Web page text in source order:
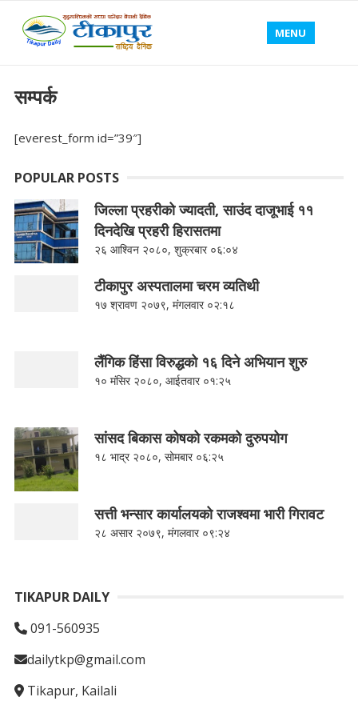
MENU
सम्पर्क
[everest_form id=”39″]
POPULAR POSTS
जिल्ला प्रहरीको ज्यादती, साउंद दाजूभाई ११
दिनदेखि प्रहरी हिरासतमा
२६ आश्विन २०८०, शुक्रबार ०६:०४
टीकापुर अस्पतालमा चरम व्यतिथी
१७ श्रावण २०७९, मंगलवार ०२:१८
लैंगिक हिंसा विरुद्धको १६ दिने अभियान शुरु
१० मंसिर २०८०, आईतवार ०१:२५
सांसद बिकास कोषको रकमको दुरुपयोग
१८ भाद्र २०८०, सोमबार ०६:२५
सत्ती भन्सार कार्यालयको राजश्वमा भारी गिरावट
२८ असार २०७९, मंगलवार ०९:२४
TIKAPUR DAILY
091-560935
dailytkp@gmail.com
Tikapur, Kailali